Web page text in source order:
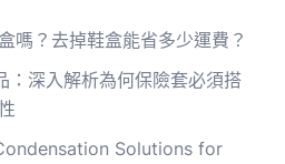
嗎？去掉鞋盒能省多少運費？
：深入解析為何保險套必須搭
Solutions for